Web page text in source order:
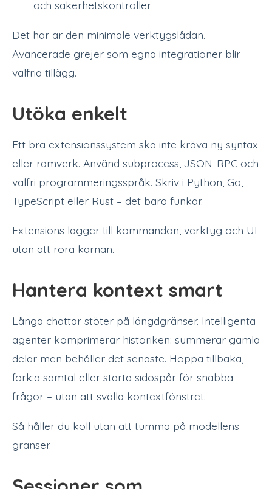
och säkerhetskontroller
Det här är den minimale verktygslådan.
Avancerade grejer som egna integrationer blir
valfria tillägg.
Utöka enkelt
Ett bra extensionssystem ska inte kräva ny syntax
eller ramverk. Använd subprocess, JSON-RPC och
valfri programmeringsspråk. Skriv i Python, Go,
TypeScript eller Rust – det bara funkar.
Extensions lägger till kommandon, verktyg och UI
utan att röra kärnan.
Hantera kontext smart
Långa chattar stöter på längdgränser. Intelligenta
agenter komprimerar historiken: summerar gamla
delar men behåller det senaste. Hoppa tillbaka,
fork:a samtal eller starta sidospår för snabba
frågor – utan att svälla kontextfönstret.
Så håller du koll utan att tumma på modellens
gränser.